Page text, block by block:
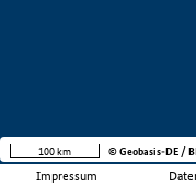
Impressum
100 km © Geobasis-DE /